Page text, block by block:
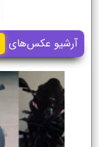
آرشیو عکس‌های